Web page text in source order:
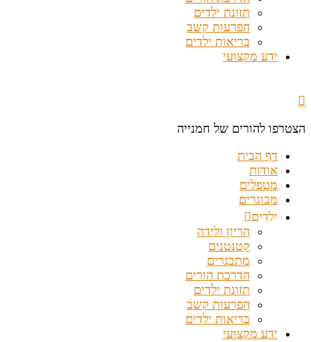
תזונת ילדים
הפרעות קשב
בריאות ילדים
ידע מקצועי
הצטרפו להורים של חמנייה
דף הבית
אודות
מטפלים
מבוגרים
ילדים
הריון ולידה
קטנטנים
מתבגרים
הדרכת הורים
תזונת ילדים
הפרעות קשב
בריאות ילדים
ידע מקצועי